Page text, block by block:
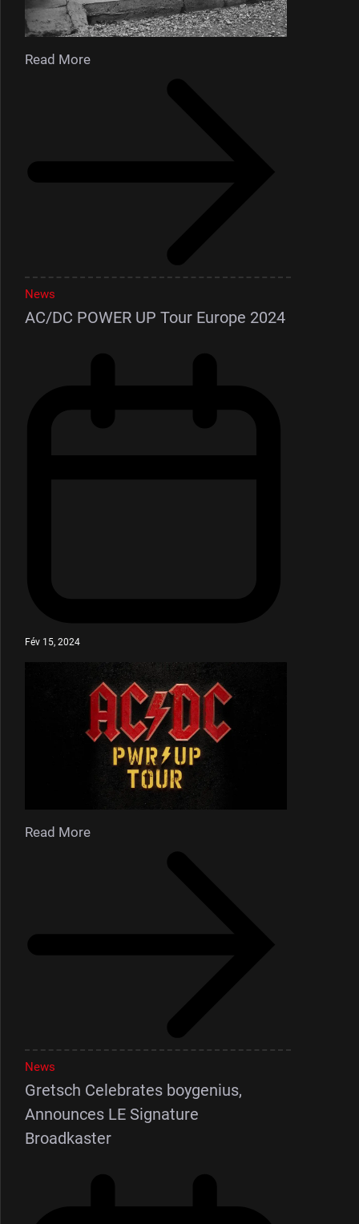
Read More
News
AC/DC POWER UP Tour Europe 2024
Fév 15, 2024
Read More
News
Gretsch Celebrates boygenius,
Announces LE Signature
Broadkaster